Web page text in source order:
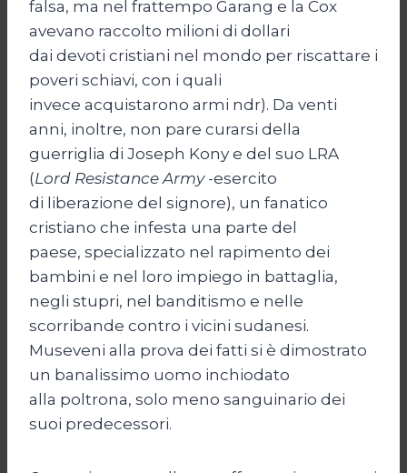
falsa, ma nel frattempo Garang e la Cox
avevano raccolto milioni di dollari
dai devoti cristiani nel mondo per riscattare i
poveri schiavi, con i quali
invece acquistarono armi ndr). Da venti
anni, inoltre, non pare curarsi della
guerriglia di Joseph Kony e del suo LRA
(Lord Resistance Army-esercito
di liberazione del signore), un fanatico
cristiano che infesta una parte del
paese, specializzato nel rapimento dei
bambini e nel loro impiego in battaglia,
negli stupri, nel banditismo e nelle
scorribande contro i vicini sudanesi.
Museveni alla prova dei fatti si è dimostrato
un banalissimo uomo inchiodato
alla poltrona, solo meno sanguinario dei
suoi predecessori.